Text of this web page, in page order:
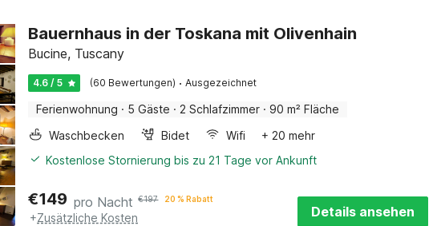
Bauernhaus in der Toskana mit Olivenhain
Bucine, Tuscany
4.6 / 5 (60 Bewertungen) · Ausgezeichnet
Ferienwohnung · 5 Gäste · 2 Schlafzimmer · 90 m² Fläche
Waschbecken
Bidet Wifi
+ 20 mehr
Kostenlose Stornierung bis zu 21 Tage vor Ankunft
€149 pro Nacht €197 20 % Rabatt
+Zusätzliche Kosten Details ansehen